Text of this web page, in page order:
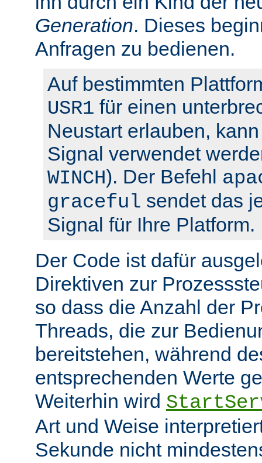
Generation. Dieses
Anfragen zu bedienen.
Auf bestimmten
USR1 für einen
Neustart erlauben,
Signal verwendet
WINCH). Der Befehl
graceful sendet das
Signal für Ihre Platform.
Der Code ist dafür
Direktiven zur
so dass die Anzahl der
Threads, die zur
bereitstehen, während
entsprechenden Werte
Weiterhin wird
Art und Weise
Sekunde nicht